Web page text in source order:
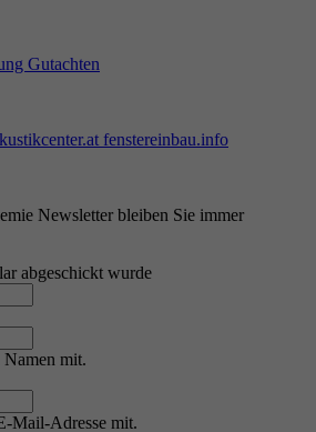
Gutachten
fenstereinbau.info
Newsletter bleiben Sie immer
abgeschickt wurde
mit.
Mail-Adresse mit.